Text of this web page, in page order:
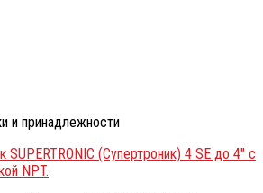
и принадлежности
SUPERTRONIС (Супертроник) 4 SE до 4″ с
NPT.